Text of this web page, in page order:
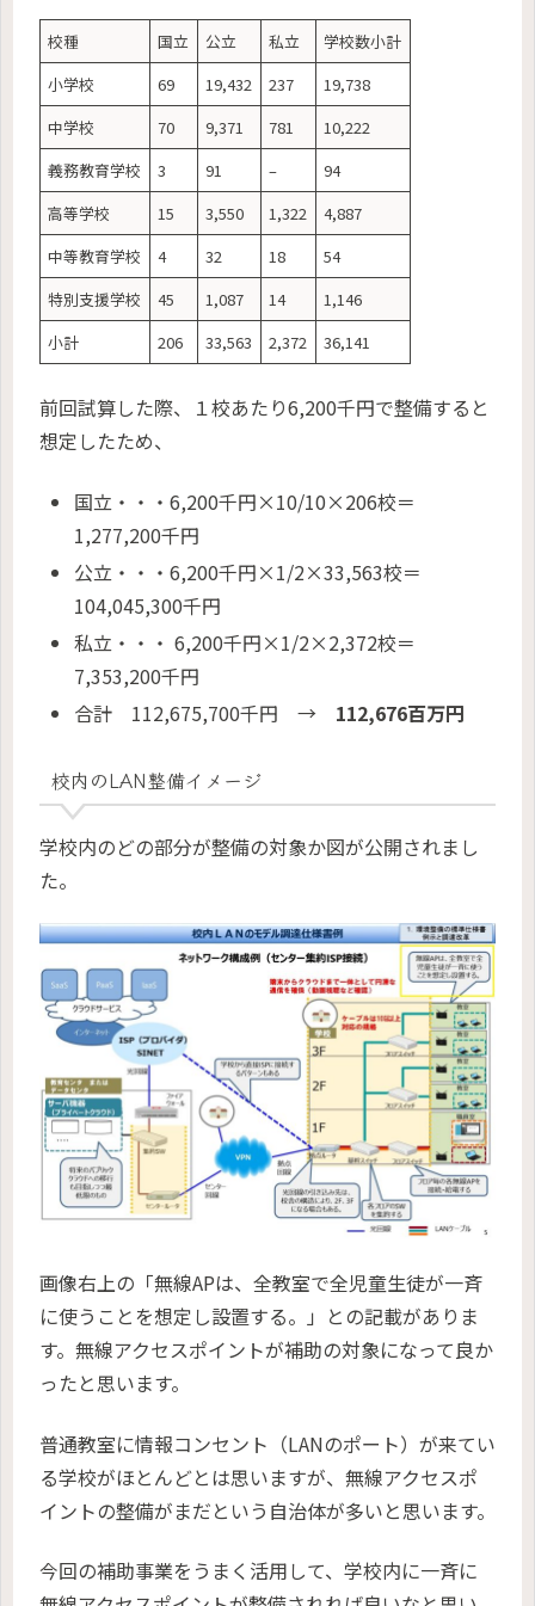
校種 国立 公立 私立
学校数小計
小学校
69 19,432 237
19,738
中学校
70 9,371 781
10,222
義務教育学校
3 91 –
94
高等学校
15 3,550 1,322
4,887
中等教育学校
4 32 18
54
特別支援学校
45 1,087 14
1,146
小計
206 33,563 2,372 36,141
前回試算した際、１校あたり6,200千円で整備すると
想定したため、
国立・・・6,200千円×10/10×206校＝
1,277,200千円
公立・・・6,200千円×1/2×33,563校＝
104,045,300千円
私立・・・ 6,200千円×1/2×2,372校＝
7,353,200千円
合計 112,675,700千円 → 112,676百万円
校内のLAN整備イメージ
学校内のどの部分が整備の対象か図が公開されまし
た。
画像右上の「無線APは、全教室で全児童生徒が一斉
に使うことを想定し設置する。」との記載がありま
す。無線アクセスポイントが補助の対象になって良か
ったと思います。
普通教室に情報コンセント（LANのポート）が来てい
る学校がほとんどとは思いますが、無線アクセスポ
イントの整備がまだという自治体が多いと思います。
今回の補助事業をうまく活用して、学校内に一斉に